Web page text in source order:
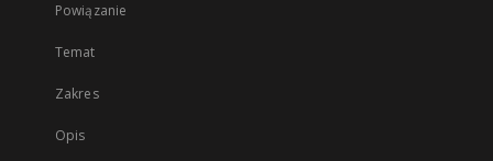
Powiązanie
Temat
Zakres
Opis